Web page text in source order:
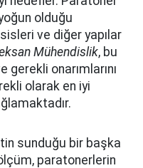
olduğu
ve diğer yapılar
Mühendislik, bu
gerekli onarımlarını
olarak en iyi
sunduğu bir başka
paratonerlerin